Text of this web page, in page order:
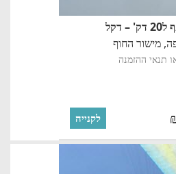
דקל
מישור החוף
תנאי ההזמנה
לקנייה